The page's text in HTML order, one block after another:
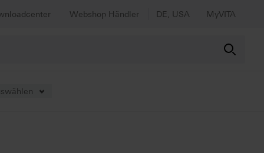
Webshop Händler DE, USA MyVITA